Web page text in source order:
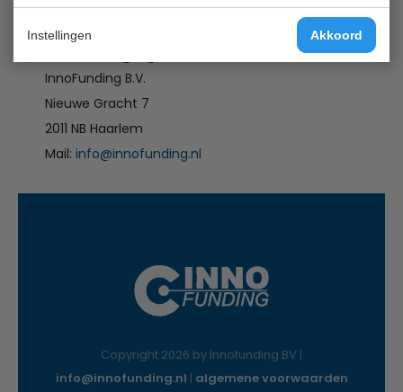
Instellingen Akkoord
InnoFunding B.V.
Nieuwe Gracht 7
2011 NB Haarlem
Mail: info@innofunding.nl
Copyright 2026 by Innofunding BV |
info@innofunding.nl | algemene voorwaarden